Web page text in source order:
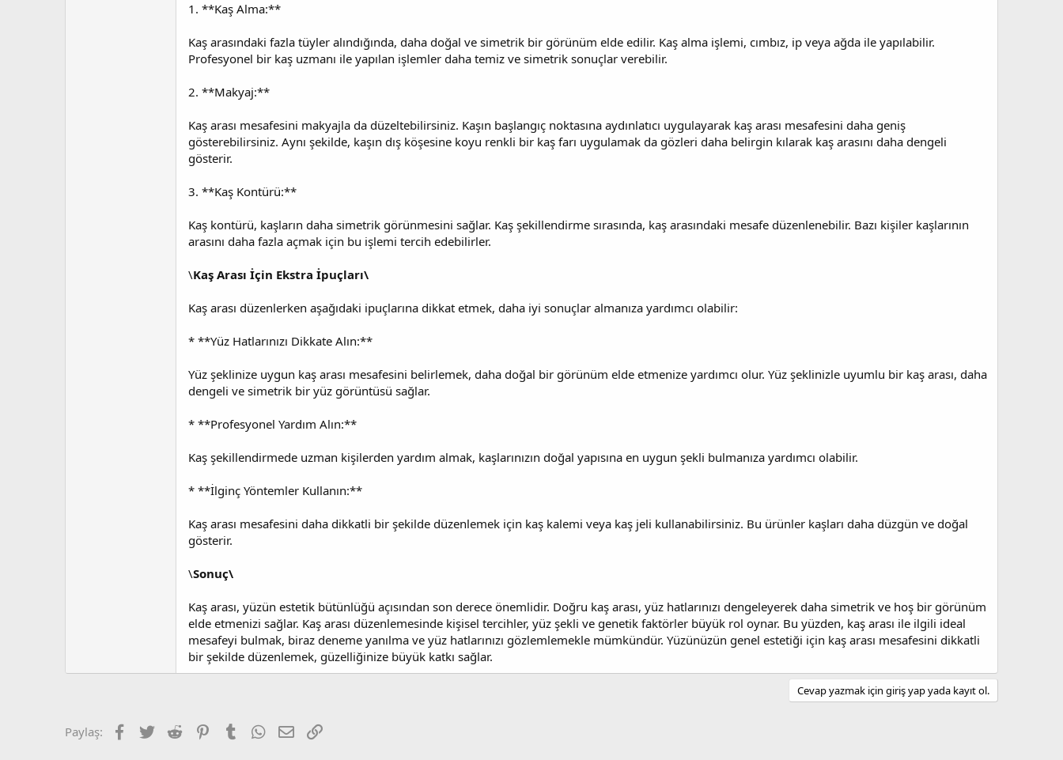
1. **Kaş Alma:**
Kaş arasındaki fazla tüyler alındığında, daha doğal ve simetrik bir görünüm elde edilir. Kaş alma işlemi, cımbız, ip veya ağda ile yapılabilir.
Profesyonel bir kaş uzmanı ile yapılan işlemler daha temiz ve simetrik sonuçlar verebilir.
2. **Makyaj:**
Kaş arası mesafesini makyajla da düzeltebilirsiniz. Kaşın başlangıç noktasına aydınlatıcı uygulayarak kaş arası mesafesini daha geniş
gösterebilirsiniz. Aynı şekilde, kaşın dış köşesine koyu renkli bir kaş farı uygulamak da gözleri daha belirgin kılarak kaş arasını daha dengeli
gösterir.
3. **Kaş Kontürü:**
Kaş kontürü, kaşların daha simetrik görünmesini sağlar. Kaş şekillendirme sırasında, kaş arasındaki mesafe düzenlenebilir. Bazı kişiler kaşlarının
arasını daha fazla açmak için bu işlemi tercih edebilirler.
\Kaş Arası İçin Ekstra İpuçları\
Kaş arası düzenlerken aşağıdaki ipuçlarına dikkat etmek, daha iyi sonuçlar almanıza yardımcı olabilir:
* **Yüz Hatlarınızı Dikkate Alın:**
Yüz şeklinize uygun kaş arası mesafesini belirlemek, daha doğal bir görünüm elde etmenize yardımcı olur. Yüz şeklinizle uyumlu bir kaş arası, daha
dengeli ve simetrik bir yüz görüntüsü sağlar.
* **Profesyonel Yardım Alın:**
Kaş şekillendirmede uzman kişilerden yardım almak, kaşlarınızın doğal yapısına en uygun şekli bulmanıza yardımcı olabilir.
* **İlginç Yöntemler Kullanın:**
Kaş arası mesafesini daha dikkatli bir şekilde düzenlemek için kaş kalemi veya kaş jeli kullanabilirsiniz. Bu ürünler kaşları daha düzgün ve doğal
gösterir.
\Sonuç\
Kaş arası, yüzün estetik bütünlüğü açısından son derece önemlidir. Doğru kaş arası, yüz hatlarınızı dengeleyerek daha simetrik ve hoş bir görünüm
elde etmenizi sağlar. Kaş arası düzenlemesinde kişisel tercihler, yüz şekli ve genetik faktörler büyük rol oynar. Bu yüzden, kaş arası ile ilgili ideal
mesafeyi bulmak, biraz deneme yanılma ve yüz hatlarınızı gözlemlemekle mümkündür. Yüzünüzün genel estetiği için kaş arası mesafesini dikkatli
bir şekilde düzenlemek, güzelliğinize büyük katkı sağlar.
Cevap yazmak için giriş yap yada kayıt ol.
Paylaş: Facebook
TwitterReddit PinterestTumblrWhatsApp
E-postaLink